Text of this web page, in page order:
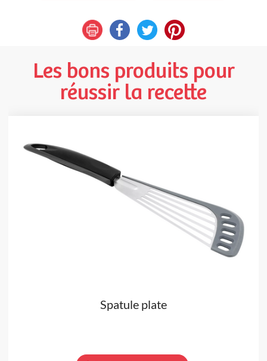
Les bons produits pour
réussir la recette
Spatule plate